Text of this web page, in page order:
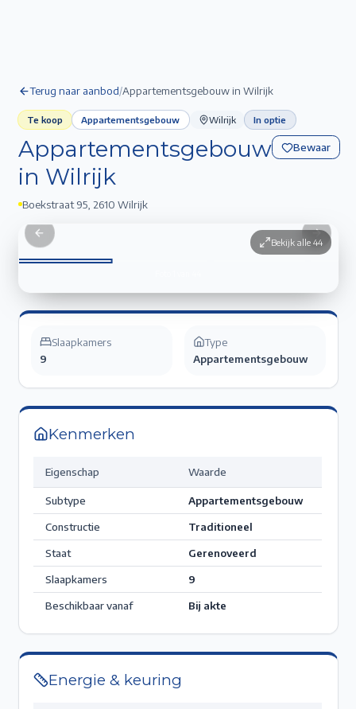
Terug naar aanbod/Appartementsgebouw in Wilrijk
Te koop Appartementsgebouw Wilrijk In optie
Appartementsgebouw
in Wilrijk
Bewaar
Boekstraat 95 ,2610 Wilrijk
Previous slide Next
Bekijk alle 44
Slaapkamers
9
Type
Appartementsgebouw
Kenmerken
Eigenschap Waarde
Subtype
Appartementsgebouw
Constructie
Traditioneel
Staat
Gerenoveerd
Slaapkamers
9
Beschikbaar vanaf
Bij akte
Energie & keuring